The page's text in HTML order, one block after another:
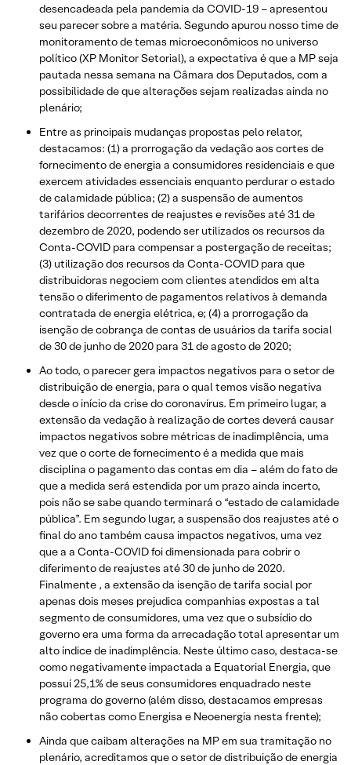
desencadeada pela pandemia da COVID-19 – apresentou
seu parecer sobre a matéria. Segundo apurou nosso time de
monitoramento de temas microeconômicos no universo
político (XP Monitor Setorial), a expectativa é que a MP seja
pautada nessa semana na Câmara dos Deputados, com a
possibilidade de que alterações sejam realizadas ainda no
plenário;
Entre as principais mudanças propostas pelo relator,
destacamos: (1) a prorrogação da vedação aos cortes de
fornecimento de energia a consumidores residenciais e que
exercem atividades essenciais enquanto perdurar o estado
de calamidade pública; (2) a suspensão de aumentos
tarifários decorrentes de reajustes e revisões até 31 de
dezembro de 2020, podendo ser utilizados os recursos da
Conta-COVID para compensar a postergação de receitas;
(3) utilização dos recursos da Conta-COVID para que
distribuidoras negociem com clientes atendidos em alta
tensão o diferimento de pagamentos relativos à demanda
contratada de energia elétrica, e; (4) a prorrogação da
isenção de cobrança de contas de usuários da tarifa social
de 30 de junho de 2020 para 31 de agosto de 2020;
Ao todo, o parecer gera impactos negativos para o setor de
distribuição de energia, para o qual temos visão negativa
desde o início da crise do coronavírus. Em primeiro lugar, a
extensão da vedação à realização de cortes deverá causar
impactos negativos sobre métricas de inadimplência, uma
vez que o corte de fornecimento é a medida que mais
disciplina o pagamento das contas em dia – além do fato de
que a medida será estendida por um prazo ainda incerto,
pois não se sabe quando terminará o “estado de calamidade
pública”. Em segundo lugar, a suspensão dos reajustes até o
final do ano também causa impactos negativos, uma vez
que a a Conta-COVID foi dimensionada para cobrir o
diferimento de reajustes até 30 de junho de 2020.
Finalmente , a extensão da isenção de tarifa social por
apenas dois meses prejudica companhias expostas a tal
segmento de consumidores, uma vez que o subsídio do
governo era uma forma da arrecadação total apresentar um
alto índice de inadimplência. Neste último caso, destaca-se
como negativamente impactada a Equatorial Energia, que
possuí 25,1% de seus consumidores enquadrado neste
programa do governo (além disso, destacamos empresas
não cobertas como Energisa e Neoenergia nesta frente);
Ainda que caibam alterações na MP em sua tramitação no
plenário, acreditamos que o setor de distribuição de energia